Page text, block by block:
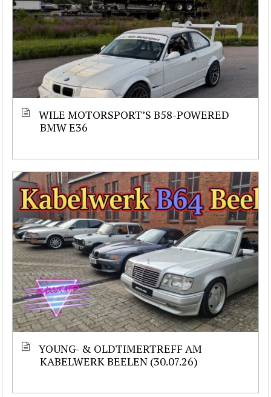
WILE MOTORSPORT’S B58-POWERED
BMW E36
YOUNG- & OLDTIMERTREFF AM
KABELWERK BEELEN (30.07.26)